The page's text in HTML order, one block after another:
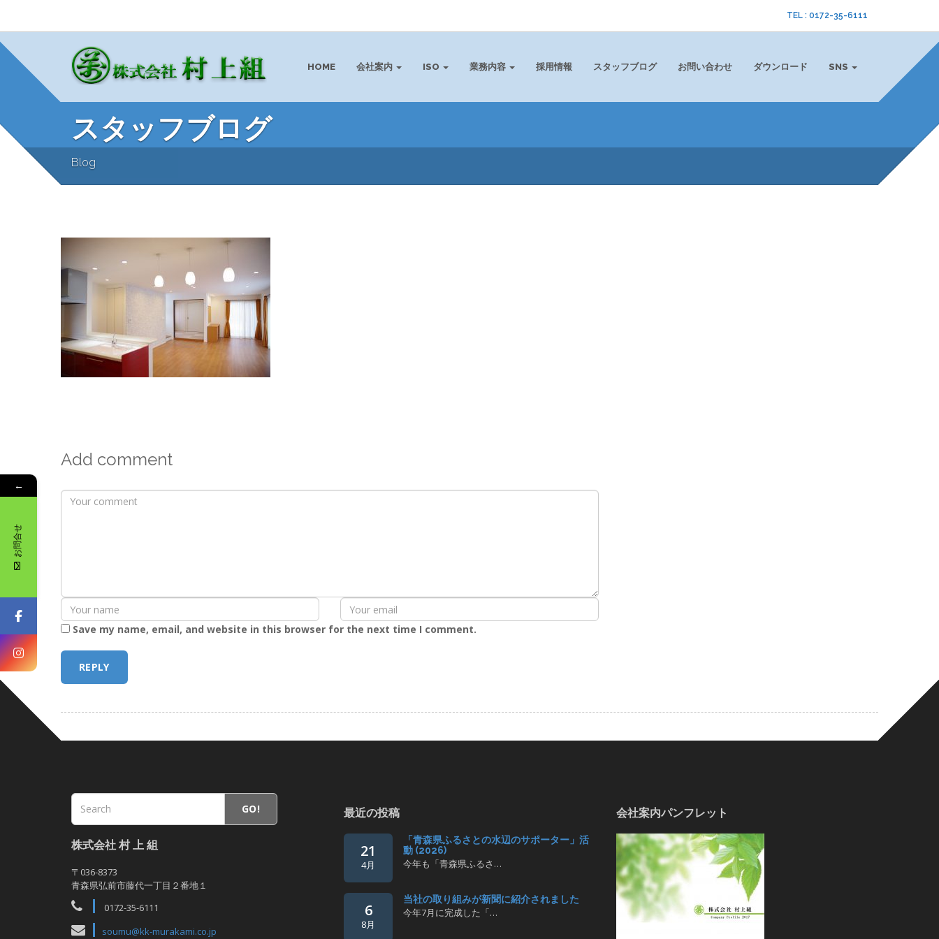
TEL : 0172-35-6111
HOME 会社案内 ISO 業務内容 採用情報 スタッフブログ お問い合わせ ダウンロード SNS
スタッフブログ
Blog
Add comment
Save my name, email, and website in this browser for the next time I comment.
GO!
株式会社 村 上 組
〒036-8373
青森県弘前市藤代一丁目２番地１
0172-35-6111
soumu@kk-murakami.co.jp
最近の投稿
21
4月
「青森県ふるさとの水辺のサポーター」活
動 (2026)
今年も「青森県ふるさ…
6
8月
当社の取り組みが新聞に紹介されました
今年7月に完成した「…
会社案内パンフレット
←
お問合せ